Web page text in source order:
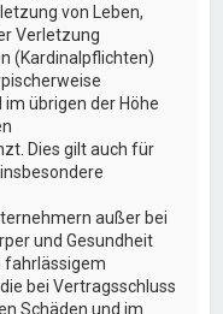
von Leben,
Verletzung
(Kardinalpflichten)
übrigen der Höhe
Dies gilt auch für
außer bei
und Gesundheit
fahrlässigem
bei Vertragsschluss
Schäden und im